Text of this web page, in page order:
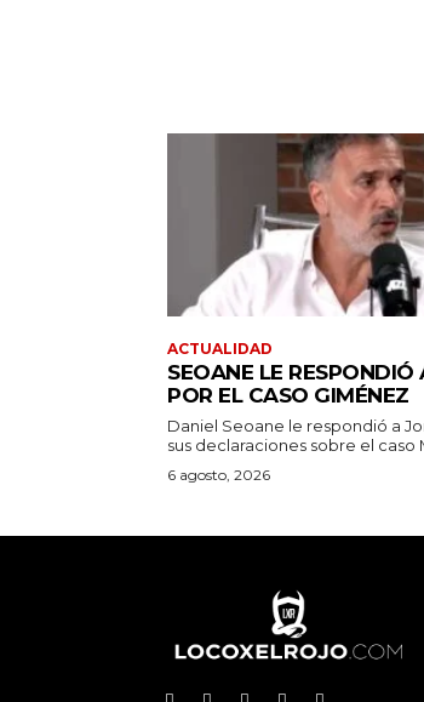
ACTUALIDAD
SEOANE LE
POR EL CASO GIMÉNEZ
Daniel Seoane le respondió a
sus declaraciones sobre el caso
6 agosto, 2026